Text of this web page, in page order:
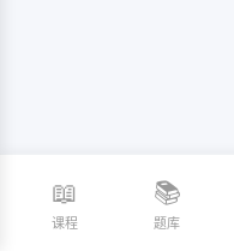
📖
课程
📚
题库